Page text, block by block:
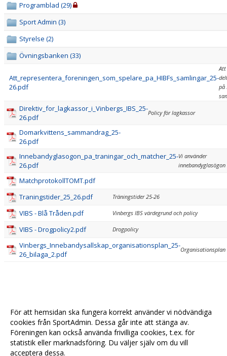
Programblad (29)
Sport Admin (3)
Styrelse (2)
Övningsbanken (33)
Att_representera_foreningen_som_spelare_pa_HIBFs_samlingar_25-
26.pdf
Att
på
Direktiv_for_lagkassor_i_Vinbergs_IBS_25-
26.pdf
Policy för lagkassor
Domarkvittens_sammandrag_25-
26.pdf
Innebandyglasogon_pa_traningar_och_matcher_25-
26.pdf
Vi använder
innebandyglasögon
MatchprotokollTOMT.pdf
Traningstider_25_26.pdf
Träningstider 25-26
VIBS - Blå Tråden.pdf Vinbergs IBS värdegrund och policy
VIBS - Drogpolicy2.pdf Drogpolicy
Vinbergs_Innebandysallskap_organisationsplan_25-
26_bilaga_2.pdf
Organisationsplan
För att hemsidan ska fungera korrekt använder vi nödvändiga
cookies från SportAdmin. Dessa går inte att stänga av.
Föreningen kan också använda frivilliga cookies, t.ex. för
statistik eller marknadsföring. Du väljer själv om du vill
acceptera dessa.